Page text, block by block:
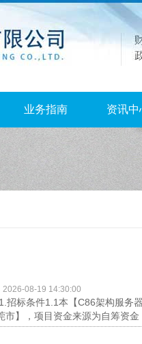
业务指南 资讯中
08-19 14:30:00
招标条件1.1本【C86架构服务
】，项目资金来源为自筹资